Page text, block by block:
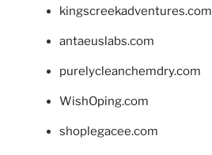
kingscreekadventures.com
antaeuslabs.com
purelycleanchemdry.com
WishOping.com
shoplegacee.com